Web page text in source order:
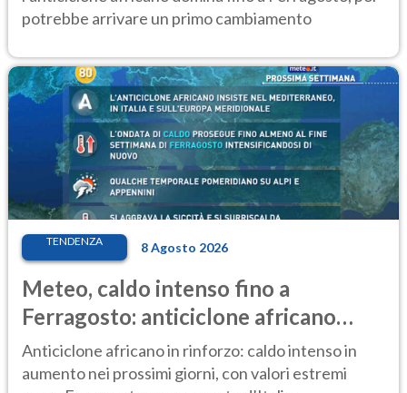
potrebbe arrivare un primo cambiamento
TENDENZA 8 Agosto 2026
Meteo, caldo intenso fino a
Ferragosto: anticiclone africano
ancora protagonista
Anticiclone africano in rinforzo: caldo intenso in
aumento nei prossimi giorni, con valori estremi